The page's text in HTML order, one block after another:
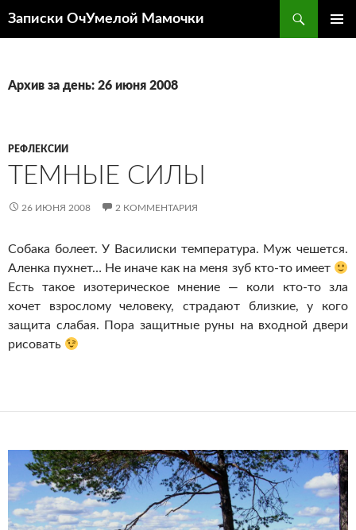
Записки ОчУмелой Мамочки
Архив за день: 26 июня 2008
РЕФЛЕКСИИ
ТЕМНЫЕ СИЛЫ
26 ИЮНЯ 2008 2 КОММЕНТАРИЯ
Собака болеет. У Василиски температура. Муж чешется.
Аленка пухнет… Не иначе как на меня зуб кто-то имеет
Есть такое изотерическое мнение — коли кто-то зла
хочет взрослому человеку, страдают близкие, у кого
защита слабая. Пора защитные руны на входной двери
рисовать